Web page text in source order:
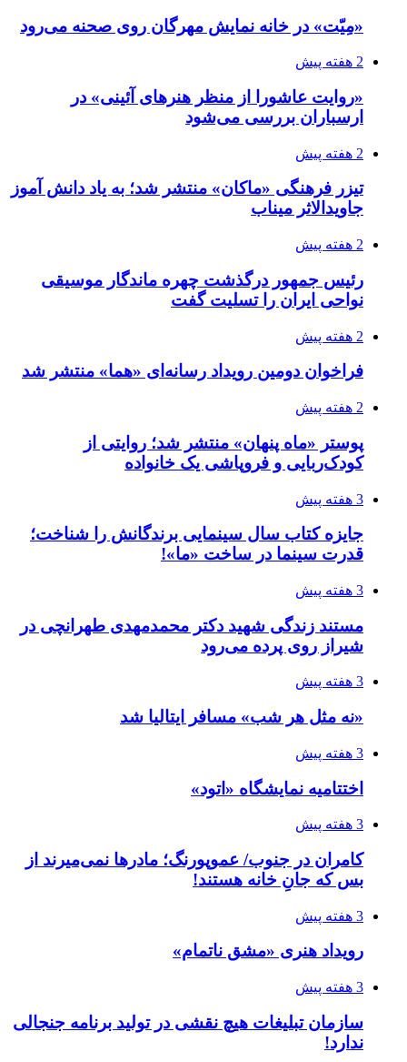
«مِیّت» در خانه نمایش مهرگان روی صحنه می‌رود
2 هفته پیش
«روایت عاشورا از منظر هنرهای آئینی» در
ارسباران بررسی می‌شود
2 هفته پیش
تیزر فرهنگی «ماکان» منتشر شد؛ به یاد دانش آموز
جاویدالاثر میناب
2 هفته پیش
رئیس جمهور درگذشت چهره ماندگار موسیقی
نواحی ایران را تسلیت گفت
2 هفته پیش
فراخوان دومین رویداد رسانه‌ای «هما» منتشر شد
2 هفته پیش
پوستر «ماه پنهان» منتشر شد؛ روایتی از
کودک‌ربایی و فروپاشی یک خانواده
3 هفته پیش
جایزه کتاب سال سینمایی برندگانش را شناخت؛
قدرت سینما در ساخت «ما»!
3 هفته پیش
مستند زندگی شهید دکتر محمدمهدی طهرانچی در
شیراز روی پرده می‌رود
3 هفته پیش
«نه مثل هر شب» مسافر ایتالیا شد
3 هفته پیش
اختتامیه نمایشگاه «اتود»
3 هفته پیش
کامران در جنوب/ عموپورنگ؛ مادرها نمی‌میرند از
بس که جانِ خانه هستند!
3 هفته پیش
رویداد هنری «مشق ناتمام»
3 هفته پیش
سازمان تبلیغات هیچ نقشی در تولید برنامه جنجالی
ندارد!